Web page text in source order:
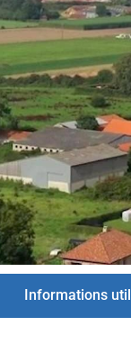
Informations